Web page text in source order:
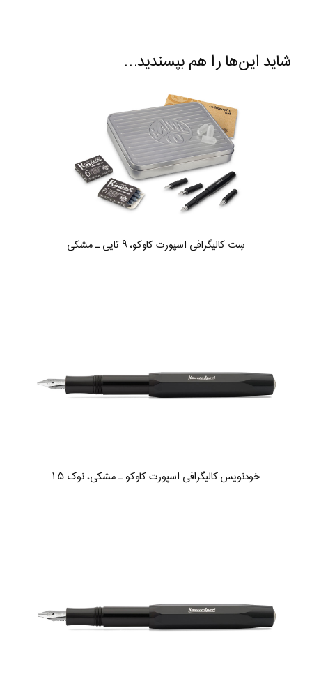
شاید این‌ها را هم بپسندید…
سِت کالیگرافی اسپورت کاوکو، ۹ تایی ـ مشکی
خودنویس کالیگرافی اسپورت کاوکو ـ مشکی، نوک ۱.۵